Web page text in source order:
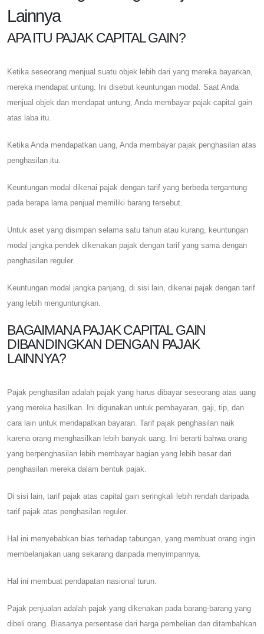
Lainnya
APA ITU PAJAK CAPITAL GAIN?
Ketika seseorang menjual suatu objek lebih dari yang mereka bayarkan,
mereka mendapat untung. Ini disebut keuntungan modal. Saat Anda
menjual objek dan mendapat untung, Anda membayar pajak capital gain
atas laba itu.
Ketika Anda mendapatkan uang, Anda membayar pajak penghasilan atas
penghasilan itu.
Keuntungan modal dikenai pajak dengan tarif yang berbeda tergantung
pada berapa lama penjual memiliki barang tersebut.
Untuk aset yang disimpan selama satu tahun atau kurang, keuntungan
modal jangka pendek dikenakan pajak dengan tarif yang sama dengan
penghasilan reguler.
Keuntungan modal jangka panjang, di sisi lain, dikenai pajak dengan tarif
yang lebih menguntungkan.
BAGAIMANA PAJAK CAPITAL GAIN
DIBANDINGKAN DENGAN PAJAK
LAINNYA?
Pajak penghasilan adalah pajak yang harus dibayar seseorang atas uang
yang mereka hasilkan. Ini digunakan untuk pembayaran, gaji, tip, dan
cara lain untuk mendapatkan bayaran. Tarif pajak penghasilan naik
karena orang menghasilkan lebih banyak uang. Ini berarti bahwa orang
yang berpenghasilan lebih membayar bagian yang lebih besar dari
penghasilan mereka dalam bentuk pajak.
Di sisi lain, tarif pajak atas capital gain seringkali lebih rendah daripada
tarif pajak atas penghasilan reguler.
Hal ini menyebabkan bias terhadap tabungan, yang membuat orang ingin
membelanjakan uang sekarang daripada menyimpannya.
Hal ini membuat pendapatan nasional turun.
Pajak penjualan adalah pajak yang dikenakan pada barang-barang yang
dibeli orang. Biasanya persentase dari harga pembelian dan ditambahkan